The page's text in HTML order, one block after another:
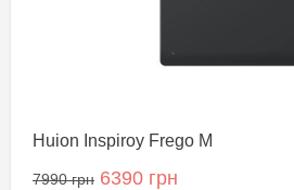
Huion Inspiroy Frego M
7990 грн 6390 грн